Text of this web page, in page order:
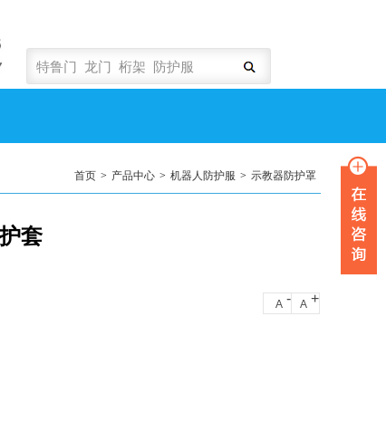
首页 > 产品中心 > 机器人防护服 > 示教器防护罩
套
A - A +